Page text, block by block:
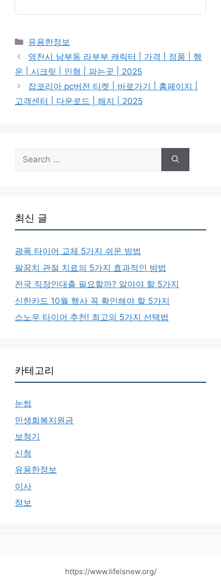
Categories
유용한정보
영천시 남부동 라부부 캐릭터 | 가격 | 정품 | 행
운 | 시크릿 | 인형 | 파는곳 | 2025
잡코리아 pc버전 티켓 | 바로가기 | 홈페이지 |
고객센터 | 다운로드 | 해지 | 2025
Search
for:
최신 글
광폭 타이어 교체 5가지 쉬운 방법
팔꿈치 관절 치료의 5가지 효과적인 방법
전국 직장인대출 필요할까? 알아야 할 5가지
신한카드 10월 행사 꼭 확인해야 할 5가지
스노우 타이어 추천! 최고의 5가지 선택법
카테고리
눈썹
민생회복지원금
보청기
신청
유용한정보
이사
정보
https://www.lifeisnew.org/